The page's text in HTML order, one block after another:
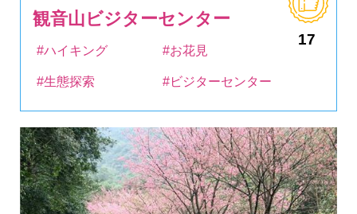
観音山ビジターセンター
17
#ハイキング #お花見
#生態探索 #ビジターセンター